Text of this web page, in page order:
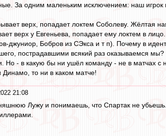
За одним маленьким исключением: наш игрок
верх, попадает локтем Соболеву. Жёлтая
верх у Евгеньева, попадает ему локтем в
джуниор, Бобров из СЭкса и т п). Почему в
пострадавшими всякий раз оказываемся мы?
Но - в какую бы ни ушёл команду - не в матчах с
Динамо, то ни в каком матче!
21:08
Лужу и понимаешь, что Спартак не убьешь.